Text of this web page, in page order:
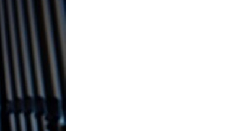
Historie og arkitektur